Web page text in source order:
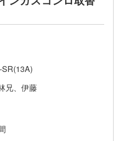
兄、伊藤